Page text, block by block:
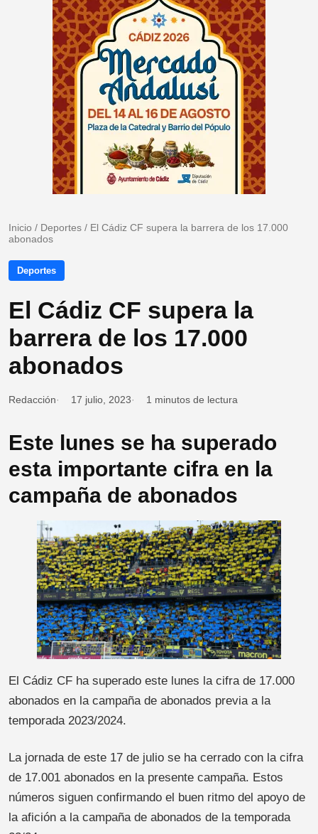
Inicio / Deportes / El Cádiz CF supera la barrera de los 17.000
abonados
Deportes
El Cádiz CF supera la
barrera de los 17.000
abonados
Redacción 17 julio, 2023 1 minutos de lectura
Este lunes se ha superado
esta importante cifra en la
campaña de abonados
El Cádiz CF ha superado este lunes la cifra de 17.000
abonados en la campaña de abonados previa a la
temporada 2023/2024.
La jornada de este 17 de julio se ha cerrado con la cifra
de 17.001 abonados en la presente campaña. Estos
números siguen confirmando el buen ritmo del apoyo de
la afición a la campaña de abonados de la temporada